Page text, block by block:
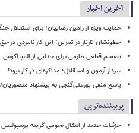
آخرین اخبار
حمایت ویژه از رامین رضاییان؛ برای استقلال
خط‌ونشان تارتار در تمرین؛ این کار نامردی
تصمیم قطعی طارمی برای جدایی از المپیاکوس
سردار آزمون و استقلال؛ مذاکره‌ای در کار نبود!
پاسخ منفی پورعلی‌گنجی به پیشنهاد
پربیننده‌ترین
جزئیات جدید از انتقال نجومی گزینه